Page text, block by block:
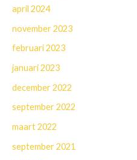
april 2024
november 2023
februari 2023
januari 2023
december 2022
september 2022
maart 2022
september 2021